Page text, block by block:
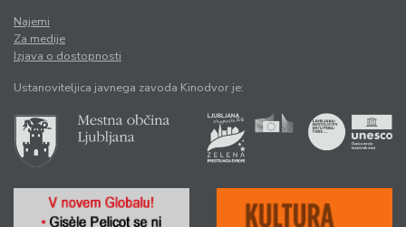
Najemi
Za medije
Izjava o dostopnosti
Ustanoviteljica javnega zavoda Kinodvor je: